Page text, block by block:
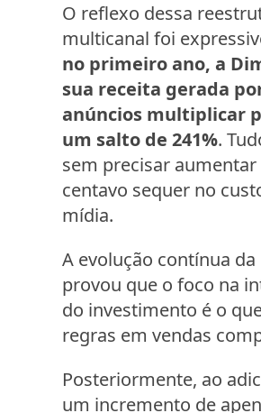
O reflexo dessa
multicanal foi
no primeiro ano, a
sua receita gerada
anúncios multiplicar
um salto de 241%.
sem precisar aumentar
centavo sequer no
mídia.
A evolução contínua
provou que o foco na
do investimento é o
regras em vendas
Posteriormente, ao
um incremento de